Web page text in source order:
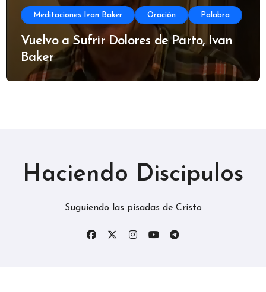
Meditaciones Ivan Baker Oración Palabra
Vuelvo a Sufrir Dolores de Parto, Ivan
Baker
Haciendo Discipulos
Suguiendo las pisadas de Cristo